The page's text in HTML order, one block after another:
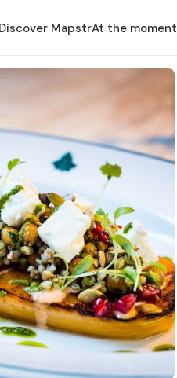
Discover MapstrAt the moment